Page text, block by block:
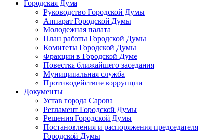
Городская Дума
Руководство Городской Думы
Аппарат Городской Думы
Молодежная палата
План работы Городской Думы
Комитеты Городской Думы
Фракции в Городской Думе
Повестка ближайшего заседания
Муниципальная служба
Противодействие коррупции
Документы
Устав города Сарова
Регламент Городской Думы
Решения Городской Думы
Постановления и распоряжения председателя
Городской Думы